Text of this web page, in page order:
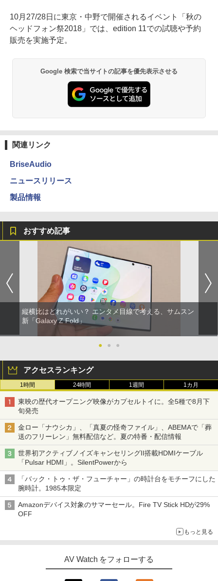
10月27/28日に東京・中野で開催されるイベント「秋の
ヘッドフォン祭2018」では、edition 11での試聴や予約
販売を実施予定。
Google 検索で当サイトの記事を優先表示させる
関連リンク
BriseAudio
ニュースリリース
製品情報
おすすめ記事
縦横比はどれがいい？ エンタメ目線で考える、サムスン
新「Galaxy Z Fold」
● ● ●
アクセスランキング
1時間 24時間 1週間 1カ月
東映の歴代オープニング映像がカプセルトイに。全5種で8月下
旬発売
金ロー「ナウシカ」、「真夏の怪奇ファイル」、ABEMAで「葬
送のフリーレン」無料配信など。夏の特番・配信情報
世界初アクティブノイズキャンセリングII搭載HDMIケーブル
「Pulsar HDMI」。SilentPowerから
「バック・トゥ・ザ・フューチャー」の時計台をモチーフにした
腕時計。1985本限定
Amazonデバイス対象のサマーセール。Fire TV Stick HDが29%
OFF
もっと見る
AV Watch をフォローする